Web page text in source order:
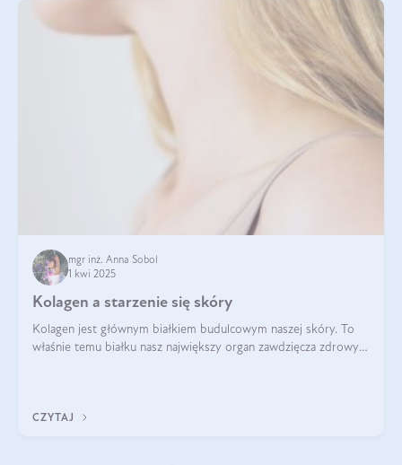
mgr inż. Anna Sobol
1 kwi 2025
Kolagen a starzenie się skóry
Kolagen jest głównym białkiem budulcowym naszej skóry. To
właśnie temu białku nasz największy organ zawdzięcza zdrowy
CZYTAJ